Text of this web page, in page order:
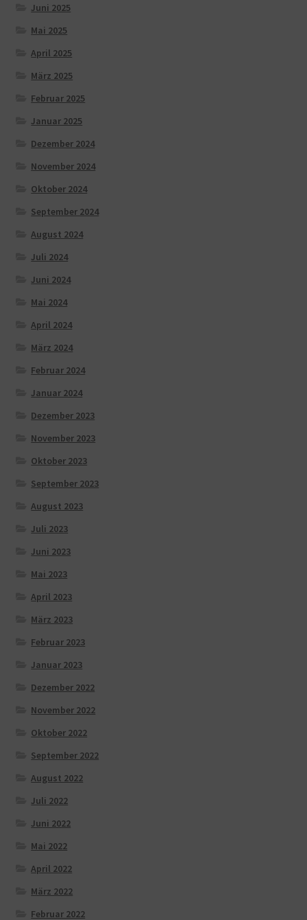
Juni 2025
Mai 2025
April 2025
März 2025
Februar 2025
Januar 2025
Dezember 2024
November 2024
Oktober 2024
September 2024
August 2024
Juli 2024
Juni 2024
Mai 2024
April 2024
März 2024
Februar 2024
Januar 2024
Dezember 2023
November 2023
Oktober 2023
September 2023
August 2023
Juli 2023
Juni 2023
Mai 2023
April 2023
März 2023
Februar 2023
Januar 2023
Dezember 2022
November 2022
Oktober 2022
September 2022
August 2022
Juli 2022
Juni 2022
Mai 2022
April 2022
März 2022
Februar 2022